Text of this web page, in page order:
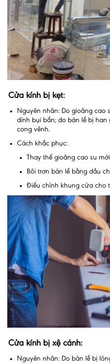
Cửa kính bị
Nguyên nhân: Do gioăng cao
dính bụi bẩn; do bản lề bị
cong vênh.
Cách khắc phục:
Thay thế gioăng cao su
Bôi trơn bản lề bằng dầu
Điều chỉnh khung cửa cho
Cửa kính bị xệ cánh:
Nguyên nhân: Do bản lề bị